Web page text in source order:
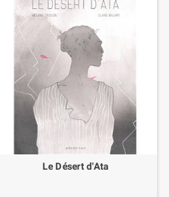
Le Désert d'Ata